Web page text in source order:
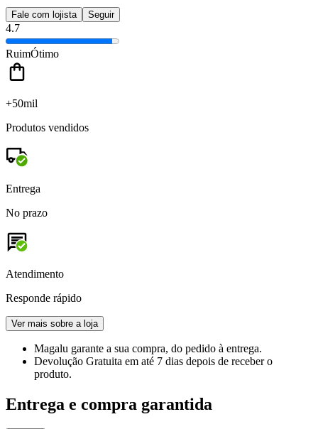
Fale com lojista Seguir
4.7
RuimÓtimo
+50mil
Produtos vendidos
Entrega
No prazo
Atendimento
Responde rápido
Ver mais sobre a loja
Magalu garante a sua compra, do pedido à entrega.
Devolução Gratuita em até 7 dias depois de receber o
produto.
Entrega e compra garantida